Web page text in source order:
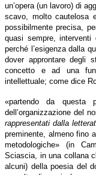
un’opera (un lavoro) di
scavo, molto cautelosa
possibilmente precisa,
quasi sempre,
perché l’esigenza dalla
dover approntare degli
concetto e ad una
intellettuale; come dice
«partendo da questa
dell’organizzazione del
rappresentati dalla
preminente, almeno fino
metodologiche» (in
Sciascia, in una collana
alcuni) della poesia del